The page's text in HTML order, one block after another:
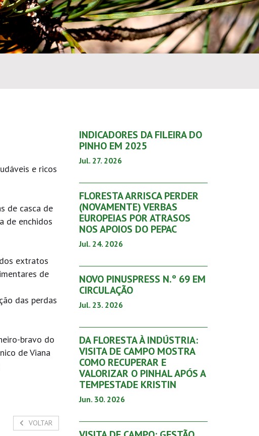
e ricos
de casca de
de enchidos
extratos
de
das perdas
bravo do
de Viana
VOLTAR
INDICADORES DA FILEIRA DO
PINHO EM 2025
Jul. 27. 2026
FLORESTA ARRISCA PERDER
(NOVAMENTE) VERBAS
EUROPEIAS POR ATRASOS
NOS APOIOS DO PEPAC
Jul. 24. 2026
NOVO PINUSPRESS N.º 69 EM
CIRCULAÇÃO
Jul. 23. 2026
DA FLORESTA À INDÚSTRIA:
VISITA DE CAMPO MOSTRA
COMO RECUPERAR E
VALORIZAR O PINHAL APÓS A
TEMPESTADE KRISTIN
Jun. 30. 2026